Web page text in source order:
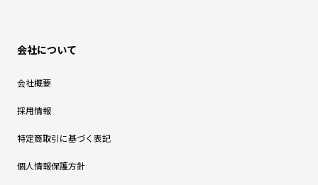
会社について
会社概要
採用情報
特定商取引に基づく表記
個人情報保護方針